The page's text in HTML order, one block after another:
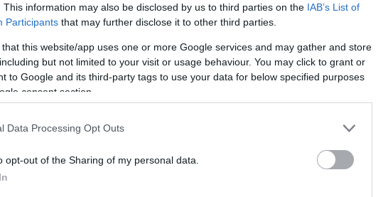
This information may also be disclosed by us to third parties on the IAB’s List of
Participants that may further disclose it to other third parties.
that this website/app uses one or more Google services and may gather and store
but not limited to your visit or usage behaviour. You may click to grant or
to Google and its third-party tags to use your data for below specified purposes
consent section.
Data Processing Opt Outs
opt-out of the Sharing of my personal data.
διάρκειας τριών ετών, με τις συνολικές απολαβές του
από τις πιο ηχηρές κινήσεις της